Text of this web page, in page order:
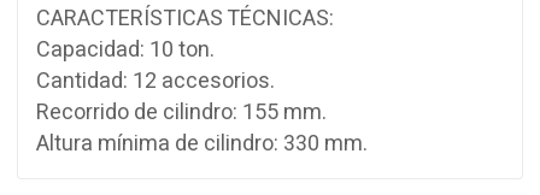
CARACTERÍSTICAS TÉCNICAS:
Capacidad: 10 ton.
Cantidad: 12 accesorios.
Recorrido de cilindro: 155 mm.
Altura mínima de cilindro: 330 mm.